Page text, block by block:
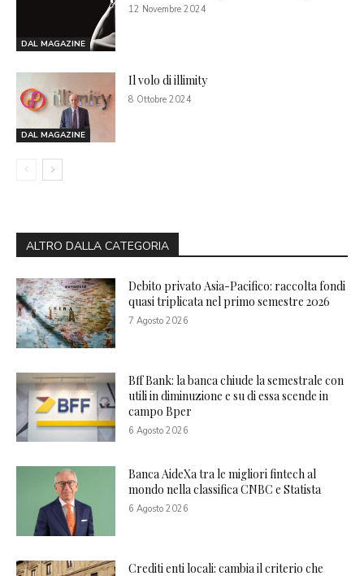
DAL MAGAZINE
12 Novembre 2024
DAL MAGAZINE
Il volo di illimity
8 Ottobre 2024
ALTRO DALLA CATEGORIA
Debito privato Asia-Pacifico: raccolta fondi
quasi triplicata nel primo semestre 2026
7 Agosto 2026
Bff Bank: la banca chiude la semestrale con
utili in diminuzione e su di essa scende in
campo Bper
6 Agosto 2026
Banca AideXa tra le migliori fintech al
mondo nella classifica CNBC e Statista
6 Agosto 2026
Crediti enti locali: cambia il criterio che